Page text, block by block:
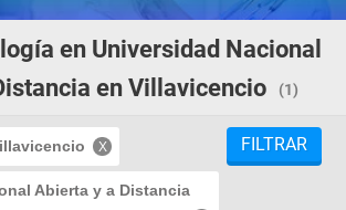
en Universidad Nacional
en Villavicencio
(1)
Abierta y a Distancia
FILTRAR